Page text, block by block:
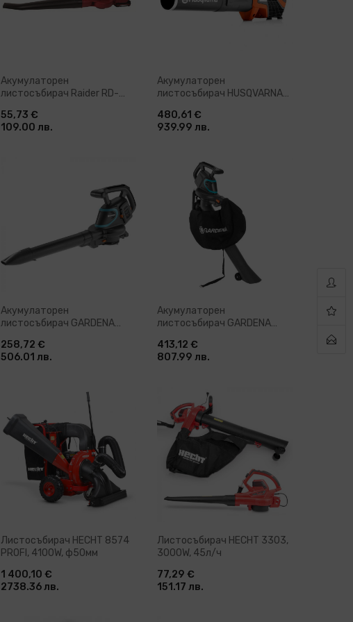
Добави в количка
Акумулаторен
листосъбирач Raider RD-
(075542)
55,73 €
109.00 лв.
Добави в количка
Акумулаторен
листосъбирач HUSQVARNA
480,61 €
939.99 лв.
Добави в количка
Акумулаторен
листосъбирач GARDENA
батерия и зарядно
устройство
258,72 €
506.01 лв.
Добави в количка
Акумулаторен
листосъбирач GARDENA
413,12 €
807.99 лв.
Листосъбирач HECHT 8574
PROFI, 4100W, ф50мм
1 400,10 €
2738.36 лв.
Листосъбирач HECHT 3303,
3000W, 45л/ч
77,29 €
151.17 лв.